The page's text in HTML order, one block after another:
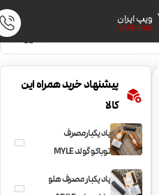
ویپ ایران
VAPE IRAN
پیشنهاد خرید همراه این
کالا
پاد یکبارمصرف
توباکو گولد MYLE
Mini Tobacco
پاد یکبار مصرف هلو